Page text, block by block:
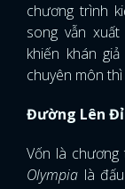
chương trình
song vẫn
khiến khán
chuyên môn
Đường Lên
Vốn là
Olympia là